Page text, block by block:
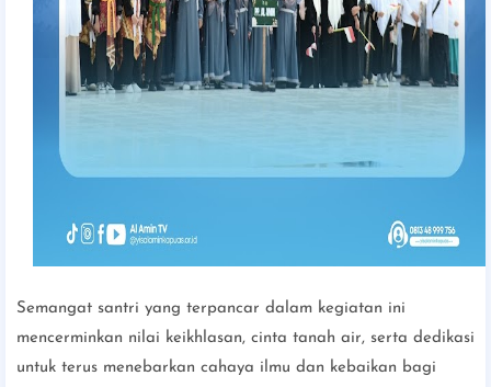
Semangat santri yang terpancar dalam kegiatan ini
mencerminkan nilai keikhlasan, cinta tanah air, serta dedikasi
untuk terus menebarkan cahaya ilmu dan kebaikan bagi